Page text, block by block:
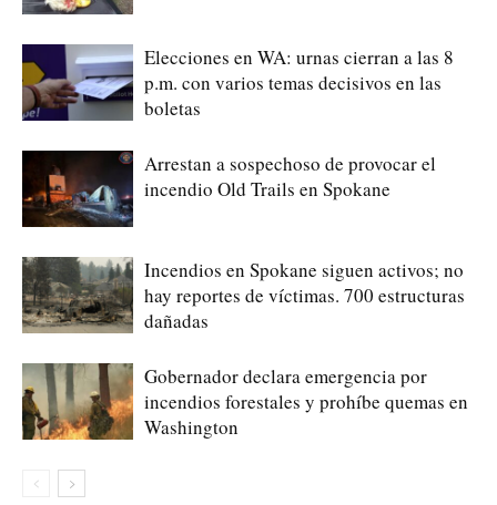
Elecciones en WA: urnas cierran a las 8
p.m. con varios temas decisivos en las
boletas
Arrestan a sospechoso de provocar el
incendio Old Trails en Spokane
Incendios en Spokane siguen activos; no
hay reportes de víctimas. 700 estructuras
dañadas
Gobernador declara emergencia por
incendios forestales y prohíbe quemas en
Washington